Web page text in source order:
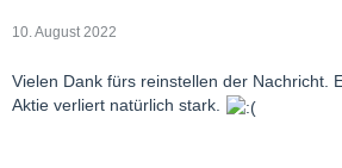
10. August 2022
Vielen Dank fürs reinstellen der Nachricht.
Aktie verliert natürlich stark.